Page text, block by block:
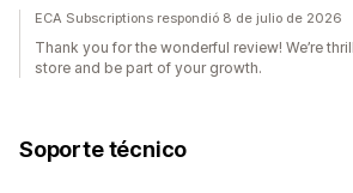
ECA Subscriptions respondió 8 de julio de 2026
Thank you for the wonderful review! We’re
store and be part of your growth.
Soporte técnico